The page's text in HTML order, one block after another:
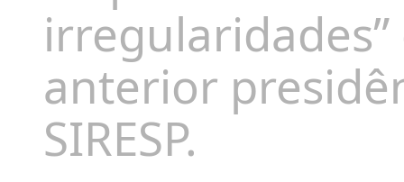
anterior
SIRESP.